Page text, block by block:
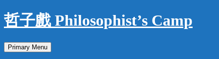
Skip
to
哲子戲 Philosophist’s Camp
Search
Primary Menu